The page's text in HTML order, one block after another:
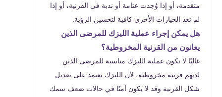
متقدمة، أو إذا وُجدت عتامة أو ندبة في القرنية، أو إذا
لم تعد الخيارات الأخرى كافية لتحسين الرؤية.
هل يمكن إجراء عملية الليزك للمرضى الذين
يعانون من القرنية المخروطية؟
غالبًا لا تكون عملية الليزك مناسبة للمرضى الذين
لديهم قرنية مخروطية، لأن الليزك يعتمد على تعديل
شكل القرنية وقد لا يكون آمنًا في حالات ضعف سمك